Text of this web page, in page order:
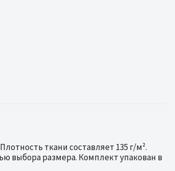
ткани составляет 135 г/м².
выбора размера. Комплект упакован в